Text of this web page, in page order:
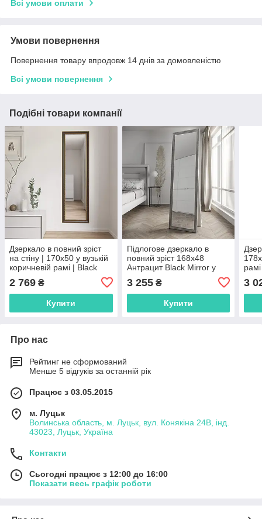
Всі умови оплати
Умови повернення
Повернення товару впродовж 14 днів за домовленістю
Всі умови повернення
Подібні товари компанії
Дзеркало в повний зріст
на стіну | 170х50 у вузькій
коричневій рамі | Black
Mirror для дому | магазину
| офісу | салону
2 769 ₴
Купити
Підлогове дзеркало в
повний зріст 168х48
Антрацит Black Mirror у
3 255₴
Купити
3
Про нас
Рейтинг не сформований
Менше 5 відгуків за останній рік
Працює з 03.05.2015
м. Луцьк
Волинська область, м. Луцьк, вул. Конякіна 24В, інд.
43023, Луцьк, Україна
Контакти
Сьогодні працює з 12:00 до 16:00
Показати весь графік роботи